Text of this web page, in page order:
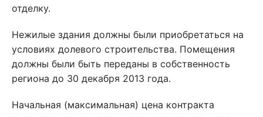
отделку.
Нежилые здания должны были приобретаться на
условиях долевого строительства. Помещения
должны были быть переданы в собственность
региона до 30 декабря 2013 года.
Начальная (максимальная) цена контракта